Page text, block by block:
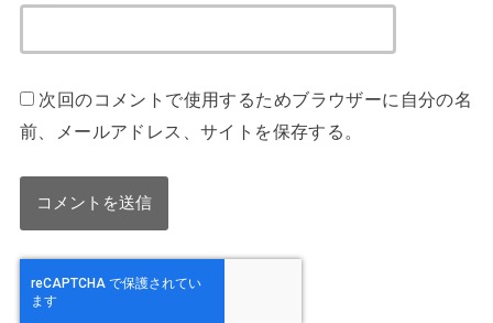
次回のコメントで使用するためブラウザーに自分の名
前、メールアドレス、サイトを保存する。